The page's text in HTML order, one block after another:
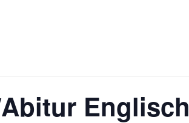
Englisch